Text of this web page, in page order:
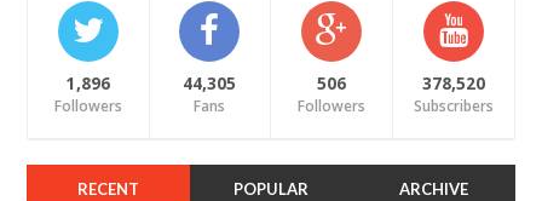
1,896
Followers
44,305
Fans
506
Followers
378,520
Subscribers
RECENT POPULAR ARCHIVE